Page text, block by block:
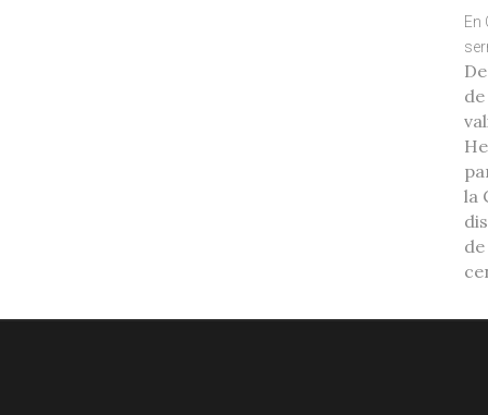
En
la